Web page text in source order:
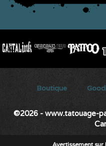
Boutique
©2026 - www.tatouage-
Avertissement